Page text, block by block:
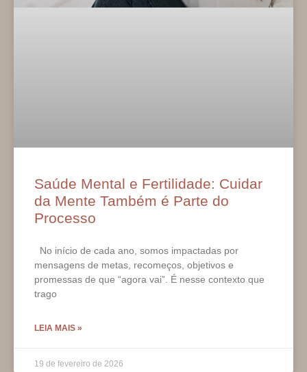
Saúde Mental e Fertilidade: Cuidar
da Mente Também é Parte do
Processo
No início de cada ano, somos impactadas por
mensagens de metas, recomeços, objetivos e
promessas de que “agora vai”. É nesse contexto que
trago
LEIA MAIS »
19 de fevereiro de 2026